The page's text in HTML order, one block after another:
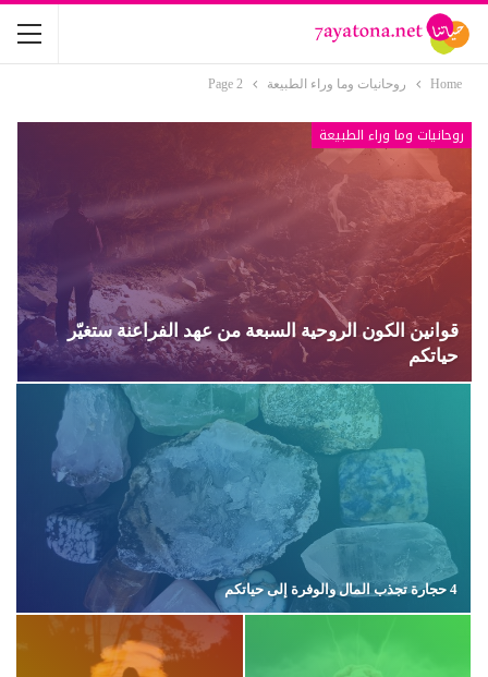
Home روحانيات وما وراء الطبيعة Page 2
روحانيات وما وراء الطبيعة
قوانين الكون الروحية السبعة من عهد الفراعنة ستغيّر
حياتكم
4 حجارة تجذب المال والوفرة إلى حياتكم